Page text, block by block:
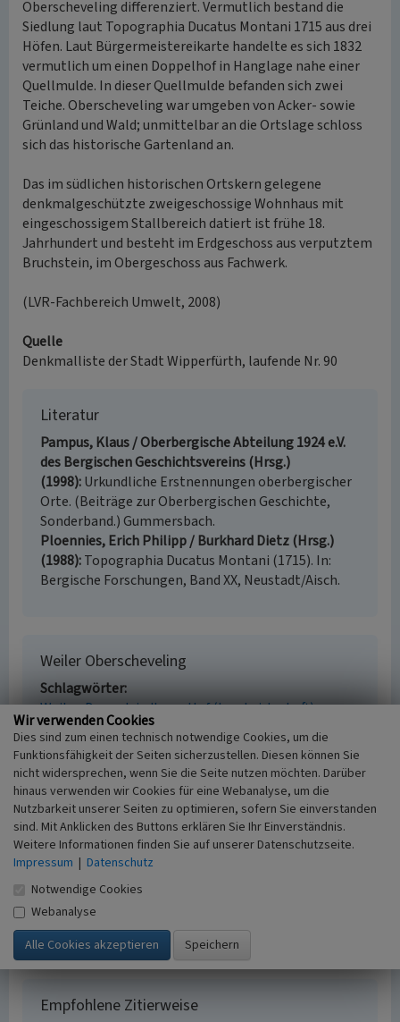
Oberscheveling differenziert. Vermutlich bestand die
Siedlung laut Topographia Ducatus Montani 1715 aus drei
Höfen. Laut Bürgermeistereikarte handelte es sich 1832
vermutlich um einen Doppelhof in Hanglage nahe einer
Quellmulde. In dieser Quellmulde befanden sich zwei
Teiche. Oberscheveling war umgeben von Acker- sowie
Grünland und Wald; unmittelbar an die Ortslage schloss
sich das historische Gartenland an.
Das im südlichen historischen Ortskern gelegene
denkmalgeschützte zweigeschossige Wohnhaus mit
eingeschossigem Stallbereich datiert ist frühe 18.
Jahrhundert und besteht im Erdgeschoss aus verputztem
Bruchstein, im Obergeschoss aus Fachwerk.
(LVR-Fachbereich Umwelt, 2008)
Quelle
Denkmalliste der Stadt Wipperfürth, laufende Nr. 90
Literatur
Pampus, Klaus / Oberbergische Abteilung 1924 e.V.
des Bergischen Geschichtsvereins (Hrsg.)
(1998) Urkundliche Erstnennungen oberbergischer
Orte. (Beiträge zur Oberbergischen Geschichte,
Sonderband.) Gummersbach.
Ploennies, Erich Philipp / Burkhard Dietz (Hrsg.)
(1988) Topographia Ducatus Montani (1715). In:
Bergische Forschungen, Band XX, Neustadt/Aisch.
Weiler Oberscheveling
Schlagwörter
Weiler Doppelsiedlung Hof (Landwirtschaft)
Ort
51688 Wipperfürth
Fachsicht(en)
Kulturlandschaftspflege
Erfassungsmaßstab
i.d.R. 1:5.000 (größer als 1:20.000)
Erfassungsmethode
Auswertung historischer Karten,
Literaturauswertung
Historischer Zeitraum
Beginn 1263
Empfohlene Zitierweise
Wir verwenden Cookies
Dies sind zum einen technisch notwendige Cookies, um die
Funktionsfähigkeit der Seiten sicherzustellen. Diesen können Sie
nicht widersprechen, wenn Sie die Seite nutzen möchten. Darüber
hinaus verwenden wir Cookies für eine Webanalyse, um die
Nutzbarkeit unserer Seiten zu optimieren, sofern Sie einverstanden
sind. Mit Anklicken des Buttons erklären Sie Ihr Einverständnis.
Weitere Informationen finden Sie auf unserer Datenschutzseite.
Impressum | Datenschutz
Notwendige Cookies
Webanalyse